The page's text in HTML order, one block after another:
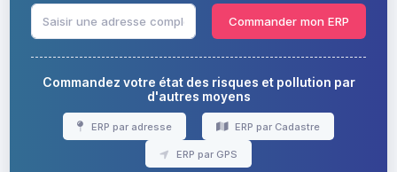
Commander mon ERP
Commandez votre état des risques et pollution par
d'autres moyens
ERP par adresse ERP par Cadastre
ERP par GPS